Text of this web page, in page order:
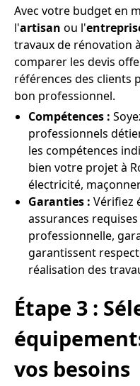
Avec votre budget en
l'artisan ou l'
travaux de rénovation
comparer les devis
références des clients
bon professionnel.
Compétences :
professionnels
les compétences
bien votre projet à
électricité,
Garanties : Vérifiez
assurances
professionnelle,
garantissent
réalisation des
Étape 3 :
vos besoins